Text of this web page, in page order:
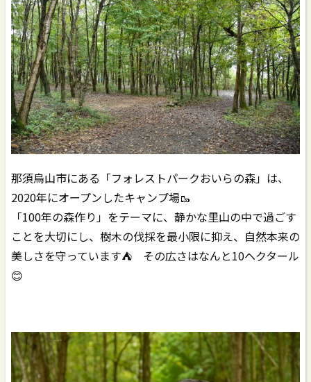
那須烏山市にある「フォレストパークおいらの森」は、
2020年にオープンしたキャンプ場🥾
「100年の森作り」をテーマに、静かな里山の中で過ごす
ことを大切にし、樹木の伐採を最小限に抑え、自然本来の
美しさを守っています⛺️ その広さはなんと10ヘクタール
😊